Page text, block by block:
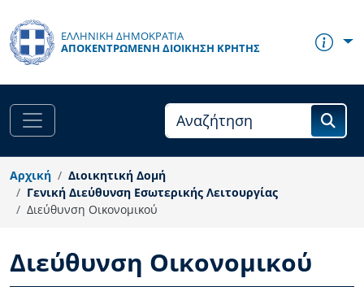
ΕΛΛΗΝΙΚΗ ΔΗΜΟΚΡΑΤΙΑ
ΑΠΟΚΕΝΤΡΩΜΈΝΗ ΔΙΟΊΚΗΣΗ ΚΡΉΤΗΣ
Αρχική
Διοικητική Δομή
Γενική Διεύθυνση Εσωτερικής Λειτουργίας
Διεύθυνση Οικονομικού
Διεύθυνση Οικονομικού